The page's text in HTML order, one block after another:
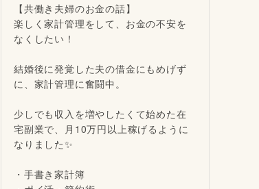
【共働き夫婦のお金の話】
楽しく家計管理をして、お金の不安を
なくしたい！
結婚後に発覚した夫の借金にもめげず
に、家計管理に奮闘中。
少しでも収入を増やしたくて始めた在
宅副業で、月10万円以上稼げるように
なりました✨
・手書き家計簿